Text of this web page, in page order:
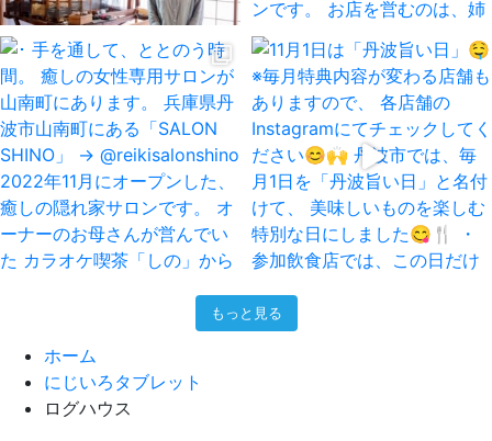
もっと見る
ホーム
にじいろタブレット
ログハウス